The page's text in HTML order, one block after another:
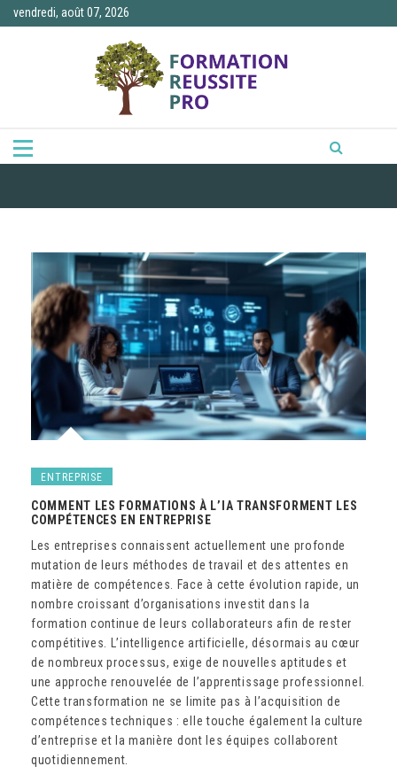
vendredi, août 07, 2026
ENTREPRISE
COMMENT LES FORMATIONS À L’IA TRANSFORMENT LES
COMPÉTENCES EN ENTREPRISE
Les entreprises connaissent actuellement une profonde
mutation de leurs méthodes de travail et des attentes en
matière de compétences. Face à cette évolution rapide, un
nombre croissant d’organisations investit dans la
formation continue de leurs collaborateurs afin de rester
compétitives. L’intelligence artificielle, désormais au cœur
de nombreux processus, exige de nouvelles aptitudes et
une approche renouvelée de l’apprentissage professionnel.
Cette transformation ne se limite pas à l’acquisition de
compétences techniques : elle touche également la culture
d’entreprise et la manière dont les équipes collaborent
quotidiennement.